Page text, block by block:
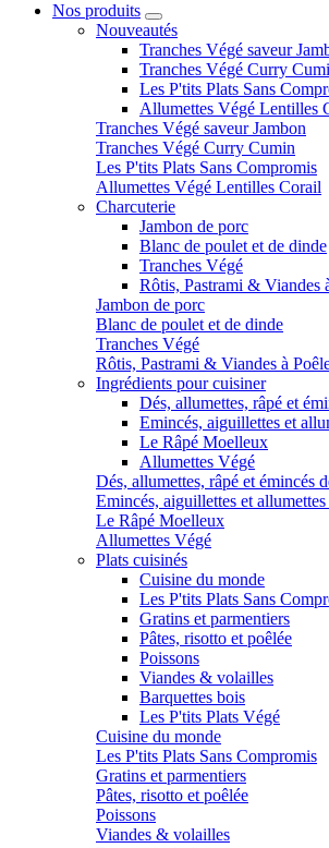
Nos produits
Nouveautés
Tranches Végé saveur
Tranches Végé Curry
Les P'tits Plats Sans
Allumettes Végé Lentilles
Tranches Végé saveur Jambon
Tranches Végé Curry Cumin
Les P'tits Plats Sans Compromis
Allumettes Végé Lentilles Corail
Charcuterie
Jambon de porc
Blanc de poulet et de dinde
Tranches Végé
Rôtis, Pastrami & Viandes
Jambon de porc
Blanc de poulet et de dinde
Tranches Végé
Rôtis, Pastrami & Viandes à
Ingrédients pour cuisiner
Dés, allumettes, râpé et
Emincés, aiguillettes et
Le Râpé Moelleux
Allumettes Végé
Dés, allumettes, râpé et émincés
Emincés, aiguillettes et
Le Râpé Moelleux
Allumettes Végé
Plats cuisinés
Cuisine du monde
Les P'tits Plats Sans
Gratins et parmentiers
Pâtes, risotto et poêlée
Poissons
Viandes & volailles
Barquettes bois
Les P'tits Plats Végé
Cuisine du monde
Les P'tits Plats Sans Compromis
Gratins et parmentiers
Pâtes, risotto et poêlée
Poissons
Viandes & volailles